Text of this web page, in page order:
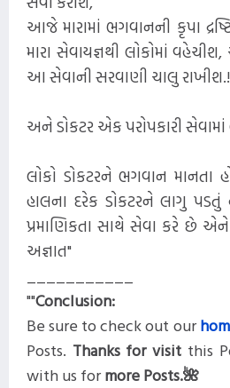
આજે મારામાં ભગવાનની કૃપા
મારા સેવાયજ્ઞથી લોકોમાં
આ સેવાની સરવાણી ચાલુ રાખીશ.!
અને ડોકટર એક પરોપકારી સેવામાં
લોકો ડોકટરને ભગવાન માનતા
હાલના દરેક ડોકટરને લાગુ
પ્રમાણિકતા સાથે સેવા કરે છે
અજ્ઞાત"
""Conclusion:
Be sure to check out our
Posts. Thanks for visit this
with us formorePosts.🌺